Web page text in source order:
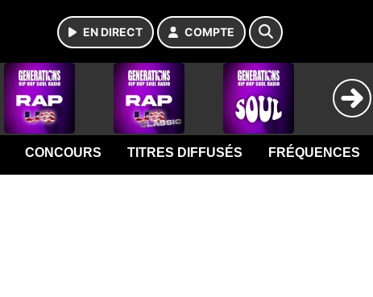
EN DIRECT COMPTE
CONCOURS TITRES DIFFUSÉS FRÉQUENCES